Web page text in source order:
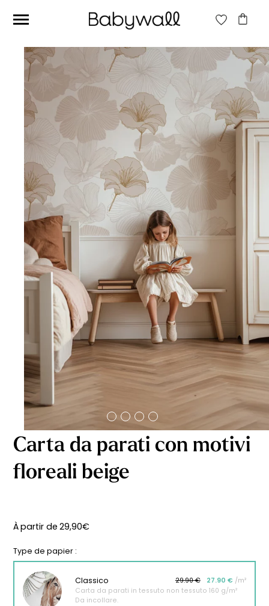
Carta da parati con motivi
floreali beige
À partir de29,90€
Type de papier :
Classico 29.90 € 27.90 € /m²
Carta da parati in tessuto non tessuto 160 g/m²
Da incollare.